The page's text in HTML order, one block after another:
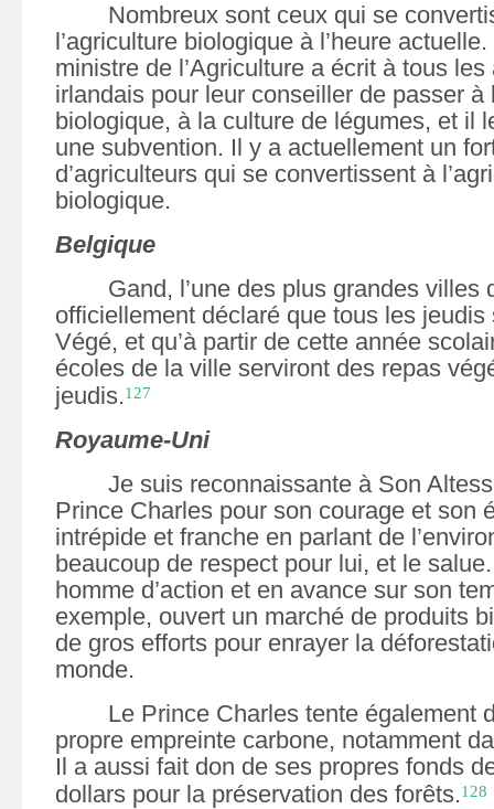
Nombreux sont ceux qui se
l’agriculture biologique à l’heure actuelle.
ministre de l’Agriculture a écrit à tous
irlandais pour leur conseiller de passer à
biologique, à la culture de légumes, et il
une subvention. Il y a actuellement un
d’agriculteurs qui se convertissent à
biologique.
Belgique
Gand, l’une des plus grandes villes
officiellement déclaré que tous les jeudis
Végé, et qu’à partir de cette année
écoles de la ville serviront des repas
jeudis.127
Royaume-Uni
Je suis reconnaissante à Son
Prince Charles pour son courage et son
intrépide et franche en parlant de
beaucoup de respect pour lui, et le
homme d’action et en avance sur son
exemple, ouvert un marché de produits
de gros efforts pour enrayer la
monde.
Le Prince Charles tente également
propre empreinte carbone, notamment
Il a aussi fait don de ses propres fonds
dollars pour la préservation des forêts.128